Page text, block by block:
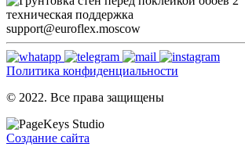
техническая поддержка
support@euroflex.moscow
Политика конфиденциальности
© 2022. Все права защищены
Создание сайта